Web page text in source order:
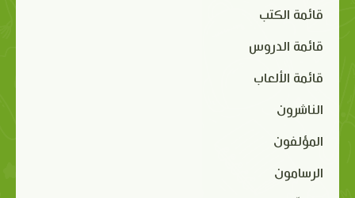
قائمة الكتب
قائمة الدروس
قائمة الألعاب
الناشرون
المؤلفون
الرسامون